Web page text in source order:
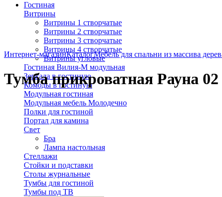
Гостиная
Витрины
Витрины 1 створчатые
Витрины 2 створчатые
Витрины 3 створчатые
Витрины 4 створчатые
Витрины угловые
Гостиная Вилия-М модульная
Зеркала в гостиную
Комоды в гостиную
Модульная гостиная
Модульная мебель Молодечно
Полки для гостиной
Портал для камина
Свет
Бра
Лампа настольная
Стеллажи
Стойки и подставки
Столы журнальные
Тумбы для гостиной
Тумбы под ТВ
Интернет-магазинКаталогМебель для спальни из массива
Тумба прикроватная Рауна